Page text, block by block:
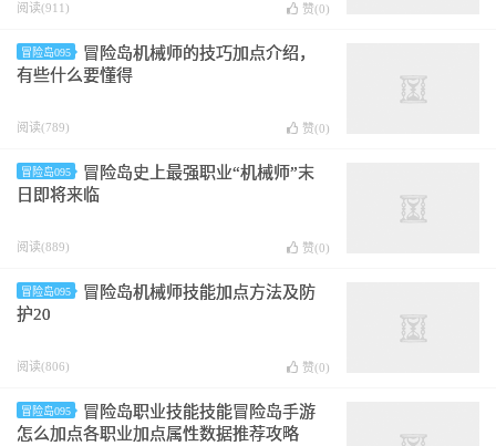
阅读(911) 赞(0)
冒险岛095
冒险岛机械师的技巧加点介绍，
有些什么要懂得
阅读(789) 赞(0)
冒险岛095
冒险岛史上最强职业“机械师”末
日即将来临
阅读(889) 赞(0)
冒险岛095
冒险岛机械师技能加点方法及防
护20
阅读(806) 赞(0)
冒险岛095
冒险岛职业技能技能冒险岛手游
怎么加点各职业加点属性数据推荐攻略